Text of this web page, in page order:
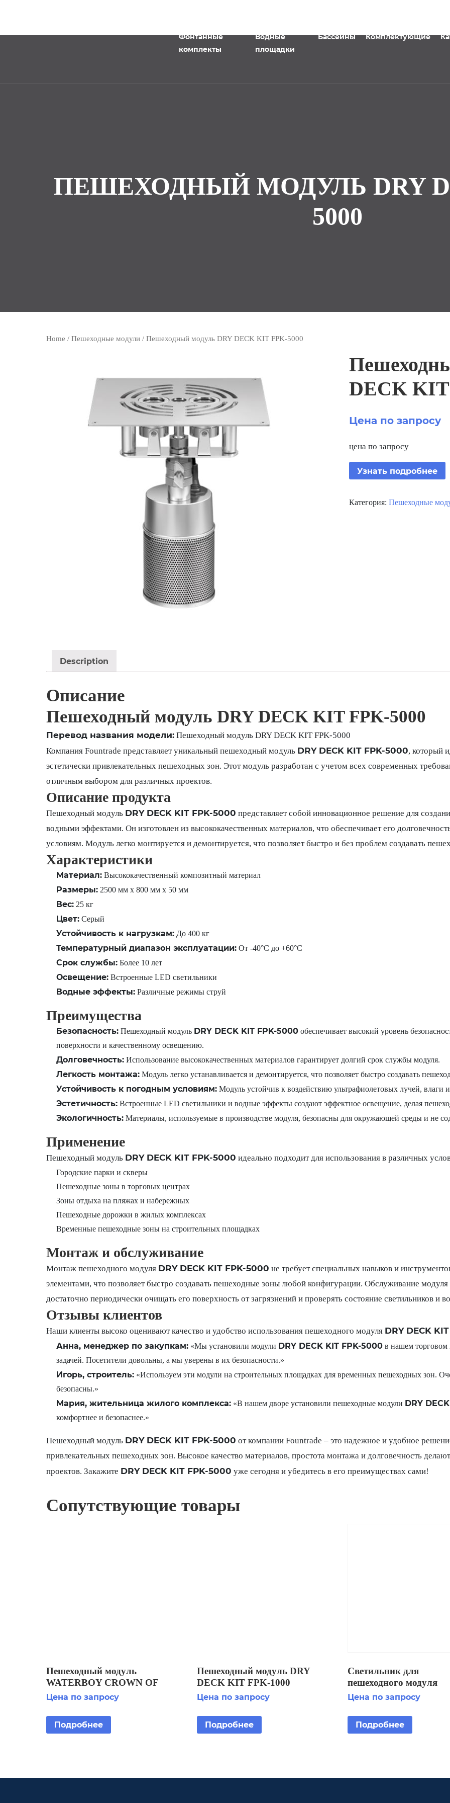
Фонтанные
комплекты
Водные
площадки
Бассейны Комплектующие
ПЕШЕХОДНЫЙ МОДУЛЬ DRY
5000
Home / Пешеходные модули/ Пешеходный модуль DRY DECK KIT FPK-5000
DECK KIT
Цена по запросу
цена по запросу
Узнать подробнее
Категория:Пешеходные
Description
Описание
Пешеходный модуль DRY DECK KIT FPK-5000
Перевод названия модели:Пешеходный модуль DRY DECK KIT FPK-5000
Компания Fountrade представляет уникальный пешеходный модуль DRY DECK KIT FPK-5000, который
эстетически привлекательных пешеходных зон. Этот модуль разработан с учетом всех современных
отличным выбором для различных проектов.
Описание продукта
Пешеходный модуль DRY DECK KIT FPK-5000 представляет собой инновационное решение для
водными эффектами. Он изготовлен из высококачественных материалов, что обеспечивает его
условиям. Модуль легко монтируется и демонтируется, что позволяет быстро и без проблем создавать
Характеристики
Материал:Высококачественный композитный материал
Размеры:2500 мм x 800 мм x 50 мм
Вес:25 кг
Цвет:Серый
Устойчивость к нагрузкам:До 400 кг
Температурный диапазон эксплуатации:От -40°C до +60°C
Срок службы:Более 10 лет
Освещение:Встроенные LED светильники
Водные эффекты:Различные режимы струй
Преимущества
Безопасность:Пешеходный модуль DRY DECK KIT FPK-5000обеспечивает высокий уровень
поверхности и качественному освещению.
Долговечность:Использование высококачественных материалов гарантирует долгий срок службы модуля.
Легкость монтажа:Модуль легко устанавливается и демонтируется, что позволяет быстро создавать
Устойчивость к погодным условиям:Модуль устойчив к воздействию ультрафиолетовых лучей, влаги
Эстетичность:Встроенные LED светильники и водные эффекты создают эффектное освещение, делая
Экологичность:Материалы, используемые в производстве модуля, безопасны для окружающей среды и не
Применение
Пешеходный модуль DRY DECK KIT FPK-5000 идеально подходит для использования в различных
Городские парки и скверы
Пешеходные зоны в торговых центрах
Зоны отдыха на пляжах и набережных
Пешеходные дорожки в жилых комплексах
Временные пешеходные зоны на строительных площадках
Монтаж и обслуживание
Монтаж пешеходного модуля DRY DECK KIT FPK-5000 не требует специальных навыков и
элементами, что позволяет быстро создавать пешеходные зоны любой конфигурации. Обслуживание модуля
достаточно периодически очищать его поверхность от загрязнений и проверять состояние светильников и
Отзывы клиентов
Наши клиенты высоко оценивают качество и удобство использования пешеходного модуля DRY DECK
Анна, менеджер по закупкам:«Мы установили модули DRY DECK KIT FPK-5000в нашем торговом
задачей. Посетители довольны, а мы уверены в их безопасности.»
Игорь, строитель:«Используем эти модули на строительных площадках для временных пешеходных зон.
безопасны.»
Мария, жительница жилого комплекса:«В нашем дворе установили пешеходные модули DRY
комфортнее и безопаснее.»
Пешеходный модуль DRY DECK KIT FPK-5000 от компании Fountrade – это надежное и удобное
привлекательных пешеходных зон. Высокое качество материалов, простота монтажа и долговечность
проектов. Закажите DRY DECK KIT FPK-5000 уже сегодня и убедитесь в его преимуществах сами!
Сопутствующие товары
Пешеходный модуль
WATERBOY CROWN OF
JETS,12+6+1 JETS, 3/4 F +3
LIGHTFIXTURE LED RGB
Цена по запросу
Подробнее
Пешеходный модуль DRY
DECK KIT FPK-1000
Цена по запросу
Подробнее
Светильник для
пешеходного модуля
WATERBOY SPECIAL
27W/12-24V LED RGB
SPECIAL NOZZLE 12
Цена по запросу
Подробнее